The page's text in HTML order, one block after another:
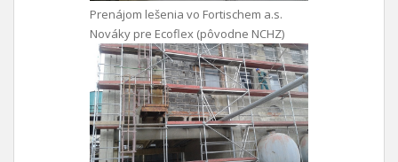
Prenájom lešenia vo Fortischem a.s.
Nováky pre Ecoflex (pôvodne NCHZ)